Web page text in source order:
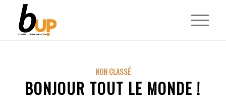
NON CLASSÉ
BONJOUR TOUT LE MONDE !